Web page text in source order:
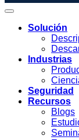
Solución
Industrias
Seguridad
Recursos
Blogs